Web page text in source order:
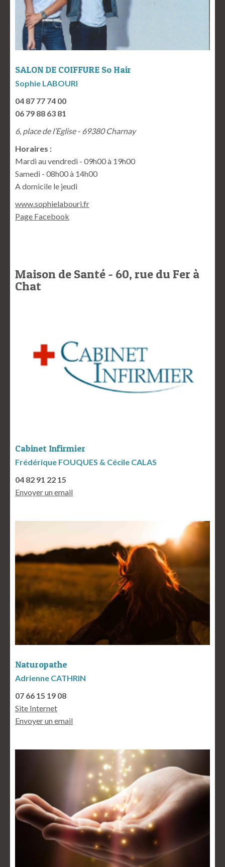
SALON DE COIFFURE So Hair
Sophie LABOURI
04 87 77 74 00
06 79 88 63 81
6, place de l’Eglise - 69380 Charnay
Horaires :
Mardi au vendredi - 09h00 à 19h00
Samedi - 08h00 à 14h00
A domicile le jeudi
www.sophielabouri.fr
Page Facebook
Maison de Santé - 60, rue du Fer à
Chat
Cabinet Infirmier
Frédérique FOUQUES & Cécile CALAS
04 82 91 22 15
Envoyer un email
Naturopathe
Adrienne CATHRIN
07 66 15 19 08
Site Internet
Envoyer un email